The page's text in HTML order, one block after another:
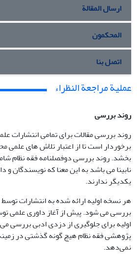
ارسال المقالة
المحكمون
اتصل بنا
عملية مراجعة النظراء
روند بررسی
روند بررسی مقالات برای تمامی انتشارات
برخوردار است تا از اعتبار تلاش های علمی
بخشد. روند بررسی دوفصلنامه فقه نظام
نابینا می باشد به این معنا که نویسندگان و
یکدیگر ندارند.
بررسی می شود. پیش از آغاز داوری علمی
اولیه برای جلوگیری از دزدی ادبی بررسی
پژوهشی فقه نظام هیچ گونه گذشتی در
نمی‌دهد.